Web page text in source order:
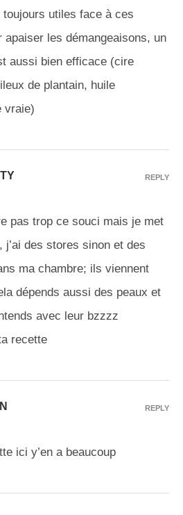
utiles face à ces
apaiser les démangeaisons, un
aussi bien efficace (cire
de plantain, huile
vraie)
pas trop ce souci mais je met
des stores sinon et des
ma chambre; ils viennent
dépends aussi des peaux et
avec leur bzzzz
recette
REPLY
ici y’en a beaucoup
REPLY